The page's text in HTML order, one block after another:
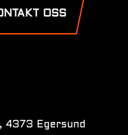
OSS
4373 Egersund